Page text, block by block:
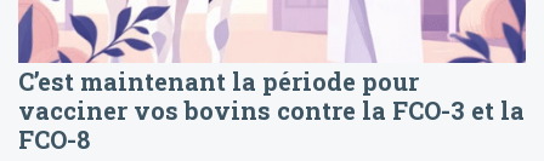
C’est maintenant la période pour
vacciner vos bovins contre la FCO-3 et la
FCO-8